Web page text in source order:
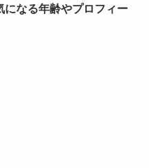
なる年齢やプロフィー